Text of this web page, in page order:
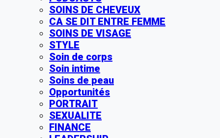
SOINS DE CHEVEUX
CA SE DIT ENTRE FEMME
SOINS DE VISAGE
STYLE
Soin de corps
Soin intime
Soins de peau
Opportunités
PORTRAIT
SEXUALITE
FINANCE